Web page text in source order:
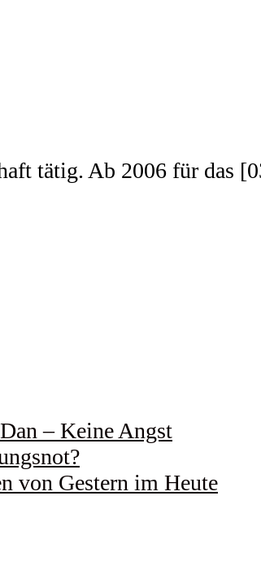
tätig. Ab 2006 für das
– Keine Angst
von Gestern im Heute